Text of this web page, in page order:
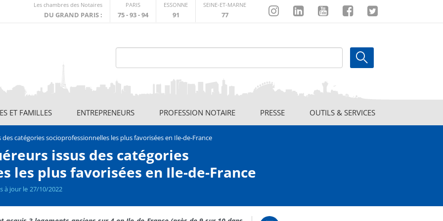
Les chambres des Notaires
DU GRAND PARIS :
externe
PARIS
75 - 93 - 94
ESSONNE
91
SEINE-ET-MARNE
77
InstagramLinkedinYoutubeFacebookTwitter
ET FAMILLES ENTREPRENEURS PROFESSION NOTAIRE PRESSE OUTILS & SERVICES
catégories socioprofessionnelles les plus favorisées en Ile-de-France
issus des catégories
les plus favorisées en Ile-de-France
à jour le 27/10/2022